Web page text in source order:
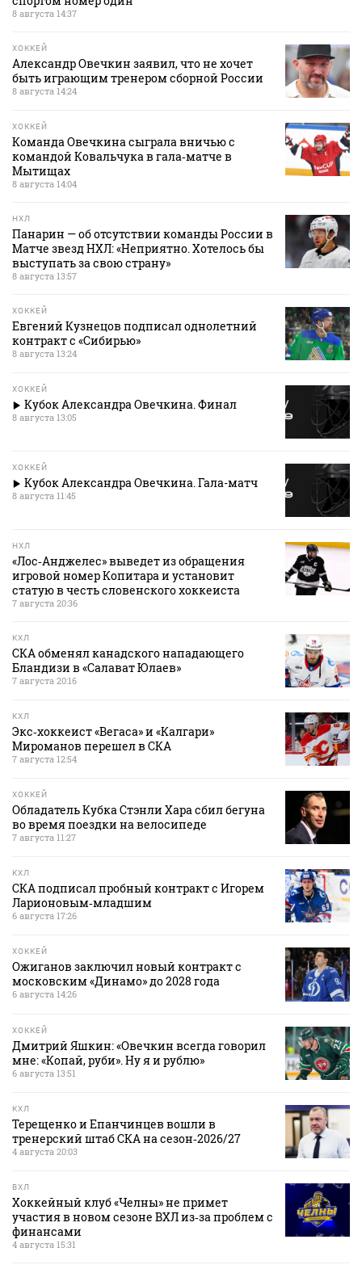
8 августа 14:37
ХОККЕЙ
Александр Овечкин заявил, что не хочет
быть играющим тренером сборной России
8 августа 14:24
ХОККЕЙ
Команда Овечкина сыграла вничью с
командой Ковальчука в гала‑матче в
Мытищах
8 августа 14:04
НХЛ
Панарин — об отсутствии команды России в
Матче звезд НХЛ: «Неприятно. Хотелось бы
выступать за свою страну»
8 августа 13:57
ХОККЕЙ
Евгений Кузнецов подписал однолетний
контракт с «Сибирью»
8 августа 13:24
ХОККЕЙ
Кубок Александра Овечкина. Финал
8 августа 13:05
ХОККЕЙ
Кубок Александра Овечкина. Гала-матч
8 августа 11:45
НХЛ
«Лос‑Анджелес» выведет из обращения
игровой номер Копитара и установит
статую в честь словенского хоккеиста
7 августа 20:36
КХЛ
СКА обменял канадского нападающего
Бландизи в «Салават Юлаев»
7 августа 20:16
КХЛ
Экс‑хоккеист «Вегаса» и «Калгари»
Мироманов перешел в СКА
7 августа 12:54
ХОККЕЙ
Обладатель Кубка Стэнли Хара сбил бегуна
во время поездки на велосипеде
7 августа 11:27
КХЛ
СКА подписал пробный контракт с Игорем
Ларионовым‑младшим
6 августа 17:26
ХОККЕЙ
Ожиганов заключил новый контракт с
московским «Динамо» до 2028 года
6 августа 14:26
ХОККЕЙ
Дмитрий Яшкин: «Овечкин всегда говорил
мне: «Копай, руби». Ну я и рублю»
6 августа 13:51
КХЛ
Терещенко и Епанчинцев вошли в
тренерский штаб СКА на сезон‑2026/27
4 августа 20:03
ВХЛ
Хоккейный клуб «Челны» не примет
участия в новом сезоне ВХЛ из‑за проблем с
финансами
4 августа 15:31